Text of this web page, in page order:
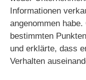
Informationen
angenommen
bestimmten
und erklärte, dass
Verhalten